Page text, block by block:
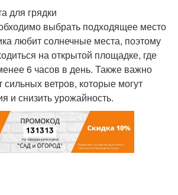
для грядки
выбрать подходящее место
любит солнечные места, поэтому
на открытой площадке, где
6 часов в день. Также важно
сильных ветров, которые могут
и снизить урожайность.